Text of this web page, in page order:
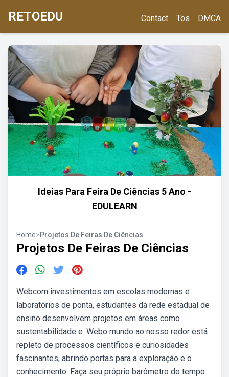
RETOEDU Contact Tos DMCA
Ideias Para Feira De Ciências 5 Ano -
EDULEARN
Home>Projetos De Feiras De Ciências
Projetos De Feiras De Ciências
Webcom investimentos em escolas modernas e
laboratórios de ponta, estudantes da rede estadual de
ensino desenvolvem projetos em áreas como
sustentabilidade e. Webo mundo ao nosso redor está
repleto de processos científicos e curiosidades
fascinantes, abrindo portas para a exploração e o
conhecimento. Faça seu próprio barômetro do tempo.